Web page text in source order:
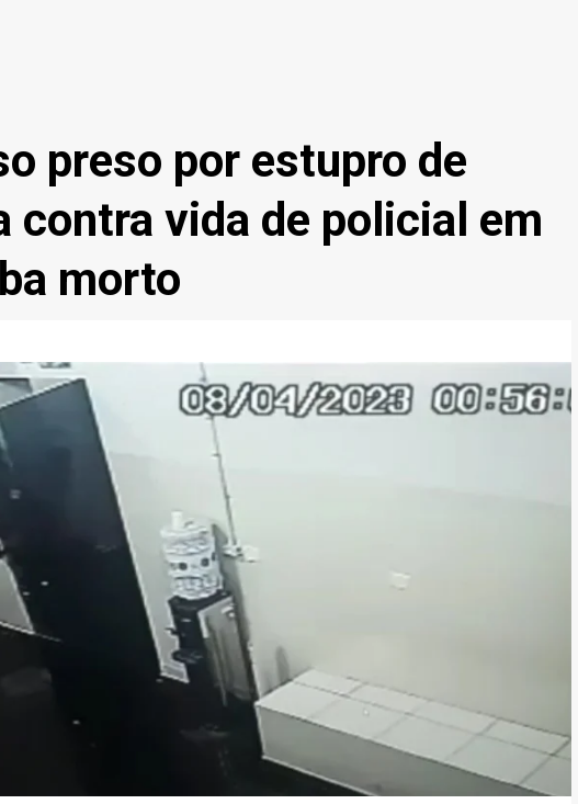
preso por estupro de
contra vida de policial em
morto